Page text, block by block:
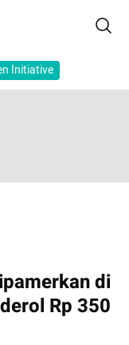
Initiative
di
Rp 350